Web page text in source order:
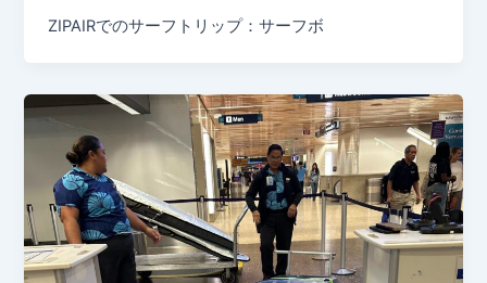
ZIPAIRでのサーフトリップ：サーフボ